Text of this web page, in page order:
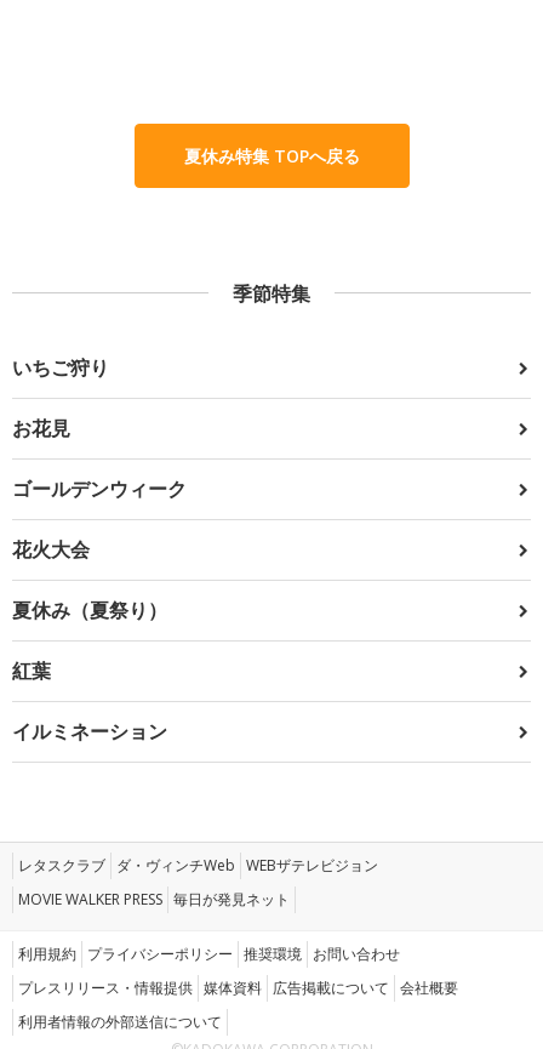
夏休み特集 TOPへ戻る
季節特集
いちご狩り
お花見
ゴールデンウィーク
花火大会
夏休み（夏祭り）
紅葉
イルミネーション
レタスクラブ ダ・ヴィンチWeb WEBザテレビジョン
MOVIE WALKER PRESS 毎日が発見ネット
利用規約 プライバシーポリシー 推奨環境 お問い合わせ
プレスリリース・情報提供 媒体資料 広告掲載について 会社概要
利用者情報の外部送信について